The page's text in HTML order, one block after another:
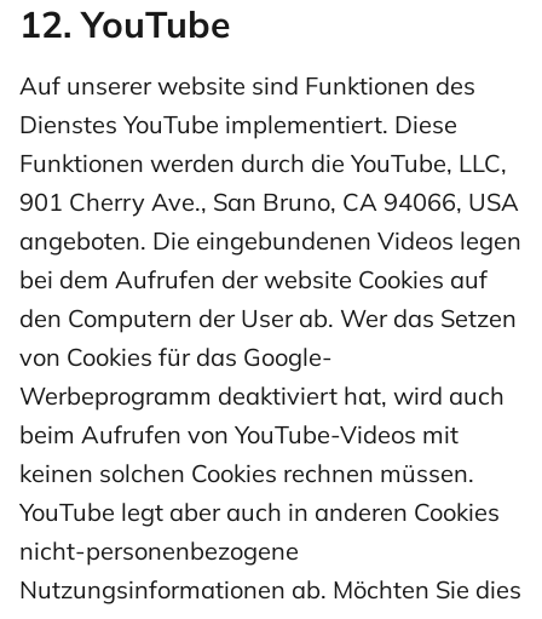
12. YouTube
Auf unserer website sind Funktionen des
Dienstes YouTube implementiert. Diese
Funktionen werden durch die YouTube, LLC,
901 Cherry Ave., San Bruno, CA 94066, USA
angeboten. Die eingebundenen Videos legen
bei dem Aufrufen der website Cookies auf
den Computern der User ab. Wer das Setzen
von Cookies für das Google-
Werbeprogramm deaktiviert hat, wird auch
beim Aufrufen von YouTube-Videos mit
keinen solchen Cookies rechnen müssen.
YouTube legt aber auch in anderen Cookies
nicht-personenbezogene
Nutzungsinformationen ab. Möchten Sie dies